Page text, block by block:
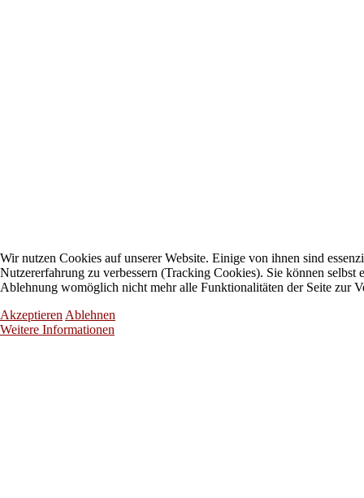
Wir nutzen Cookies auf unserer Website. Einige von ihnen sind
Nutzererfahrung zu verbessern (Tracking Cookies). Sie können selbst
Ablehnung womöglich nicht mehr alle Funktionalitäten der Seite zur
Akzeptieren Ablehnen
Weitere Informationen